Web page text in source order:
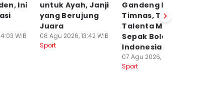
Ini
WIB
untuk Ayah, Janji
yang Berujung
Juara
08 Agu 2026, 13:42 WIB
Sport
Gandeng Legenda
Timnas, Tempa
Talenta Muda
Sepak Bola
Indonesia
07 Agu 2026, 18:56 WIB
Sport